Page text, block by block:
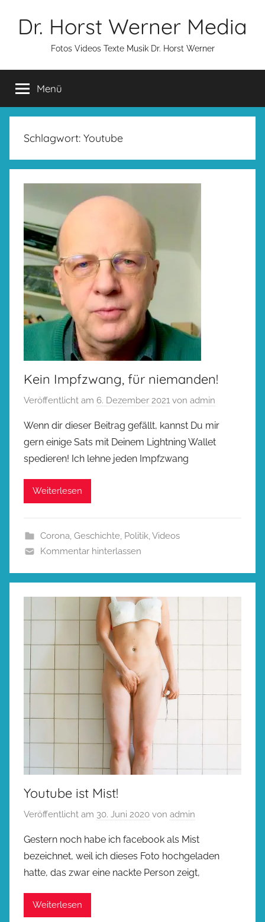
InhaltDr. Horst Werner Media
Fotos Videos Texte Musik Dr. Horst Werner
Menü
Schlagwort: Youtube
Kein Impfzwang, für niemanden!
Veröffentlicht am 6. Dezember 2021 von admin
Wenn dir dieser Beitrag gefällt, kannst Du mir
gern einige Sats mit Deinem Lightning Wallet
spedieren! Ich lehne jeden Impfzwang
Weiterlesen
Corona Geschichte, Politik, Videos
Kommentar hinterlassen
Youtube ist Mist!
Veröffentlicht am 30. Juni 2020 von admin
Gestern noch habe ich facebook als Mist
bezeichnet, weil ich dieses Foto hochgeladen
hatte, das zwar eine nackte Person zeigt,
Weiterlesen